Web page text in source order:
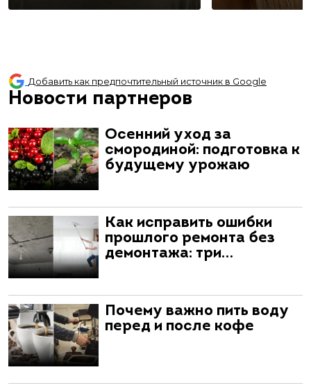
Добавить как предпочтительный источник в Google
Новости партнеров
Осенний уход за
смородиной: подготовка к
будущему урожаю
Как исправить ошибки
прошлого ремонта без
демонтажа: три…
Почему важно пить воду
перед и после кофе